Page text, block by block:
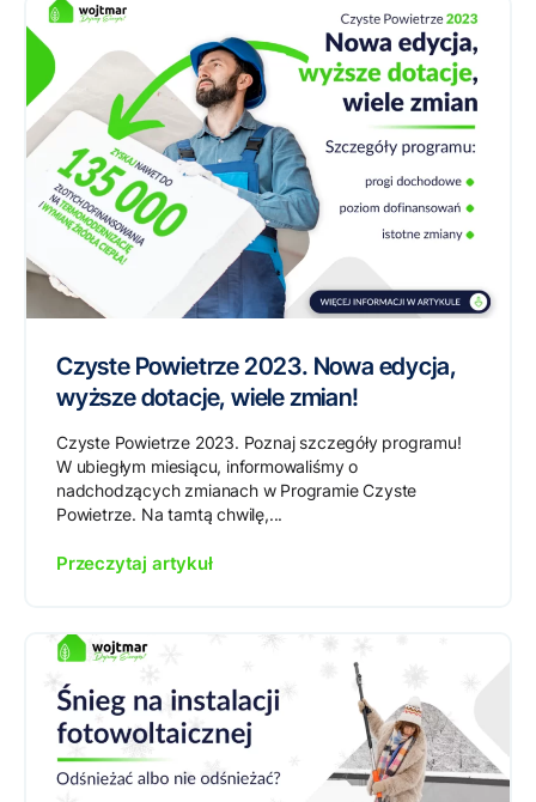
Czyste Powietrze 2023. Nowa edycja,
wyższe dotacje, wiele zmian!
Czyste Powietrze 2023. Poznaj szczegóły programu!
W ubiegłym miesiącu, informowaliśmy o
nadchodzących zmianach w Programie Czyste
Powietrze. Na tamtą chwilę,...
Przeczytaj artykuł